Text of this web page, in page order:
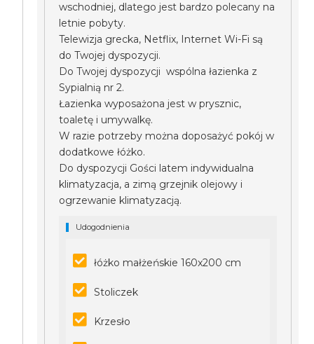
wschodniej, dlatego jest bardzo polecany na
letnie pobyty.
Telewizja grecka, Netflix, Internet Wi-Fi są
do Twojej dyspozycji.
Do Twojej dyspozycji wspólna łazienka z
Sypialnią nr 2.
Łazienka wyposażona jest w prysznic,
toaletę i umywalkę.
W razie potrzeby można doposażyć pokój w
dodatkowe łóżko.
Do dyspozycji Gości latem indywidualna
klimatyzacja, a zimą grzejnik olejowy i
ogrzewanie klimatyzacją.
Udogodnienia
łóżko małżeńskie 160x200 cm
Stoliczek
Krzesło